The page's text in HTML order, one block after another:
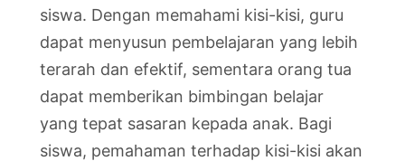
siswa. Dengan memahami kisi-kisi, guru
dapat menyusun pembelajaran yang lebih
terarah dan efektif, sementara orang tua
dapat memberikan bimbingan belajar
yang tepat sasaran kepada anak. Bagi
siswa, pemahaman terhadap kisi-kisi akan